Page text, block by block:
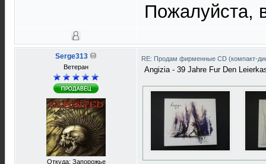
Пожалуйста,
Serge313
Ветеран
Откуда: Запорожье
RE: Продам фирменные CD (компакт-
Angizia - 39 Jahre Fur Den